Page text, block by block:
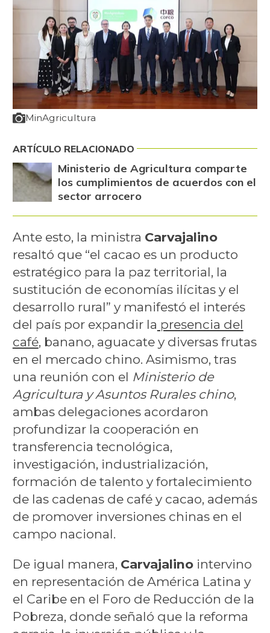
MinAgricultura
ARTÍCULO RELACIONADO
Ministerio de Agricultura comparte
los cumplimientos de acuerdos con el
sector arrocero
Ante esto, la ministra Carvajalino
resaltó que “el cacao es un producto
estratégico para la paz territorial, la
sustitución de economías ilícitas y el
desarrollo rural” y manifestó el interés
del país por expandir la presencia del
café, banano, aguacate y diversas frutas
en el mercado chino. Asimismo, tras
una reunión con el Ministerio de
Agricultura y Asuntos Rurales chino,
ambas delegaciones acordaron
profundizar la cooperación en
transferencia tecnológica,
investigación, industrialización,
formación de talento y fortalecimiento
de las cadenas de café y cacao, además
de promover inversiones chinas en el
campo nacional.
De igual manera, Carvajalinointervino
en representación de América Latina y
el Caribe en el Foro de Reducción de la
Pobreza, donde señaló que la reforma